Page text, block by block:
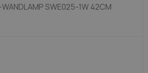
WANDLAMP SWE025-1W 42CM